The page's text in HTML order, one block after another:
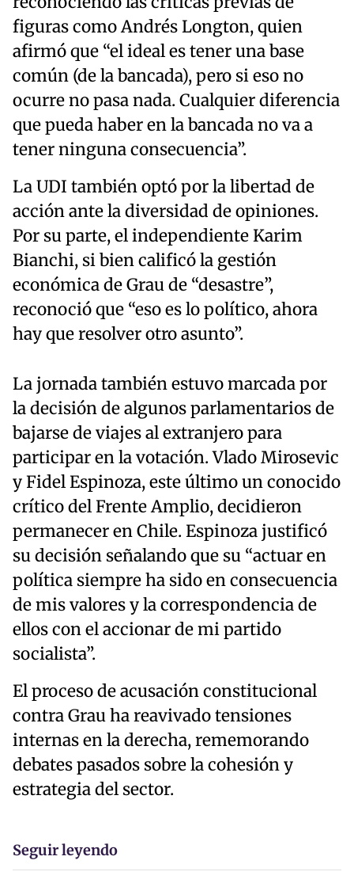
figuras como Andrés Longton, quien
afirmó que “el ideal es tener una base
común (de la bancada), pero si eso no
ocurre no pasa nada. Cualquier diferencia
que pueda haber en la bancada no va a
tener ninguna consecuencia”.
La UDI también optó por la libertad de
acción ante la diversidad de opiniones.
Por su parte, el independiente Karim
Bianchi, si bien calificó la gestión
económica de Grau de “desastre”,
reconoció que “eso es lo político, ahora
hay que resolver otro asunto”.
La jornada también estuvo marcada por
la decisión de algunos parlamentarios de
bajarse de viajes al extranjero para
participar en la votación. Vlado Mirosevic
y Fidel Espinoza, este último un conocido
crítico del Frente Amplio, decidieron
permanecer en Chile. Espinoza justificó
su decisión señalando que su “actuar en
política siempre ha sido en consecuencia
de mis valores y la correspondencia de
ellos con el accionar de mi partido
socialista”.
El proceso de acusación constitucional
contra Grau ha reavivado tensiones
internas en la derecha, rememorando
debates pasados sobre la cohesión y
estrategia del sector.
Seguir leyendo